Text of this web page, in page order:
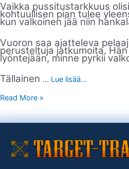
Vaikka pussitustarkkuus
kohtuullisen pian tulee
kun valkoinen jää niin
Vuoron saa ajatteleva
perusteltuja jatkumoita.
lyöntejään, minne pyrkii
Tällainen … Lue lisää...
Read More »